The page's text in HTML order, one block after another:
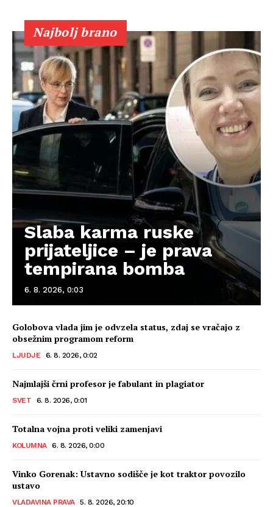
Najbolj brano
Slaba karma ruske
prijateljice – je prava
tempirana bomba
6. 8. 2026, 0:03
Golobova vlada jim je odvzela status, zdaj se vračajo z
obsežnim programom reform
LJUDJE 6. 8. 2026, 0:02
Najmlajši črni profesor je fabulant in plagiator
SVET 6. 8. 2026, 0:01
Totalna vojna proti veliki zamenjavi
KOLUMNA 6. 8. 2026, 0:00
Vinko Gorenak: Ustavno sodišče je kot traktor povozilo
ustavo
VLADAVINA PRAVA 5. 8. 2026, 20:10